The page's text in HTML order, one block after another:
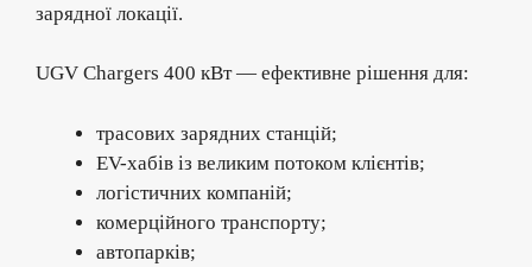
зарядної локації.
UGV Chargers 400 кВт — ефективне рішення для:
трасових зарядних станцій;
EV-хабів із великим потоком клієнтів;
логістичних компаній;
комерційного транспорту;
автопарків;